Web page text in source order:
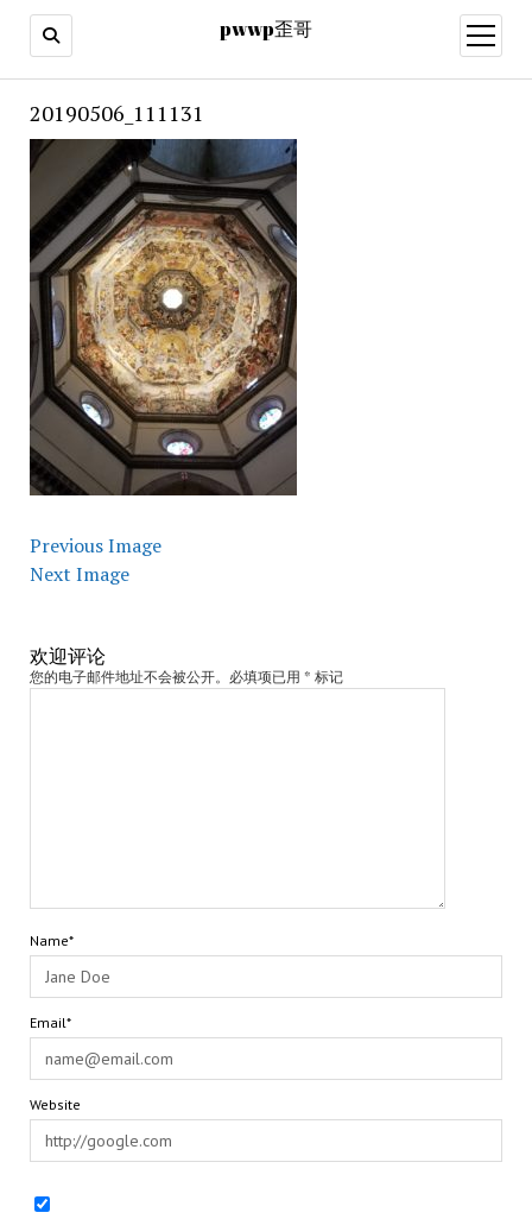
pwwp歪哥
open
menu
20190506_111131
Previous Image
Next Image
欢迎评论
您的电子邮件地址不会被公开。必填项已用 * 标记
Name*
Email*
Website